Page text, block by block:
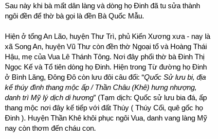
Sau này khi bà mất dân làng và dòng họ Đinh đã tu sửa thành
ngôi đền để thờ bà gọi là đền Bà Quốc Mẫu.
Hiện ở tổng An Lão, huyện Thư Trì, phủ Kiến Xương xưa - nay là
xã Song An, huyện Vũ Thư còn đền thờ Ngoại tổ và Hoàng Thái
Hậu, mẹ của Vua Lê Thánh Tông. Nơi đây phối thờ bà Đinh Thị
Ngọc Kế và Tổ tiên dòng họ Đinh. Hiện trong Từ đường họ Đinh
ở Bình Lăng, Đông Đô còn lưu đôi câu đối: “Quốc Sử lưu bi, địa
kế thúy đình thang mộc ấp / Thần Châu (Khê) hưng nhượng,
danh trì Mỹ lý dịch di hương” (Tạm dịch: Quốc sử lưu bia đá, ấp
thang mộc nơi đây kế tiếp với đất Thúy ( Thúy Cối, quê gốc họ
Đinh ). Huyện Thần Khê khôi phục ngôi Vua, danh vang làng Mỹ
nay còn thơm đến cháu con.